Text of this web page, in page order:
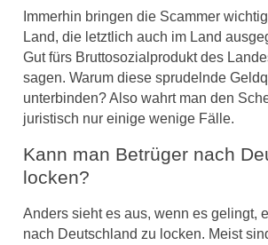
Immerhin bringen die Scammer
Land, die letztlich auch im Land
Gut fürs Bruttosozialprodukt des
sagen. Warum diese sprudelnde
unterbinden? Also wahrt man den
juristisch nur einige wenige Fälle.
Kann man Betrüger nach
locken?
Anders sieht es aus, wenn es gelingt,
nach Deutschland zu locken. Meist